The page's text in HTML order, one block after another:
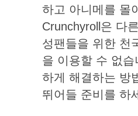
하고 아니메를 몰
Crunchyroll은 다
성팬들을 위한 천
을 이용할 수 없
하게 해결하는 방
뛰어들 준비를 하